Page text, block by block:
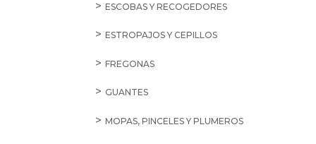
ESCOBAS Y RECOGEDORES
ESTROPAJOS Y CEPILLOS
FREGONAS
GUANTES
MOPAS, PINCELES Y PLUMEROS